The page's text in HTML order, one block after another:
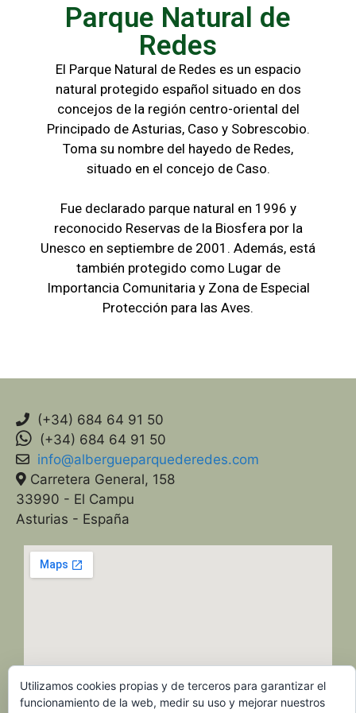
Parque Natural de
Redes
El Parque Natural de Redes es un espacio
natural protegido español situado en dos
concejos de la región centro-oriental del
Principado de Asturias, Caso y Sobrescobio.
Toma su nombre del hayedo de Redes,
situado en el concejo de Caso.
Fue declarado parque natural en 1996 y
reconocido Reservas de la Biosfera por la
Unesco en septiembre de 2001. Además, está
también protegido como Lugar de
Importancia Comunitaria y Zona de Especial
Protección para las Aves.
(+34) 684 64 91 50
(+34) 684 64 91 50
info@albergueparquederedes.com
Carretera General, 158
33990 - El Campu
Asturias - España
Utilizamos cookies propias y de terceros para garantizar el
funcionamiento de la web, medir su uso y mejorar nuestros